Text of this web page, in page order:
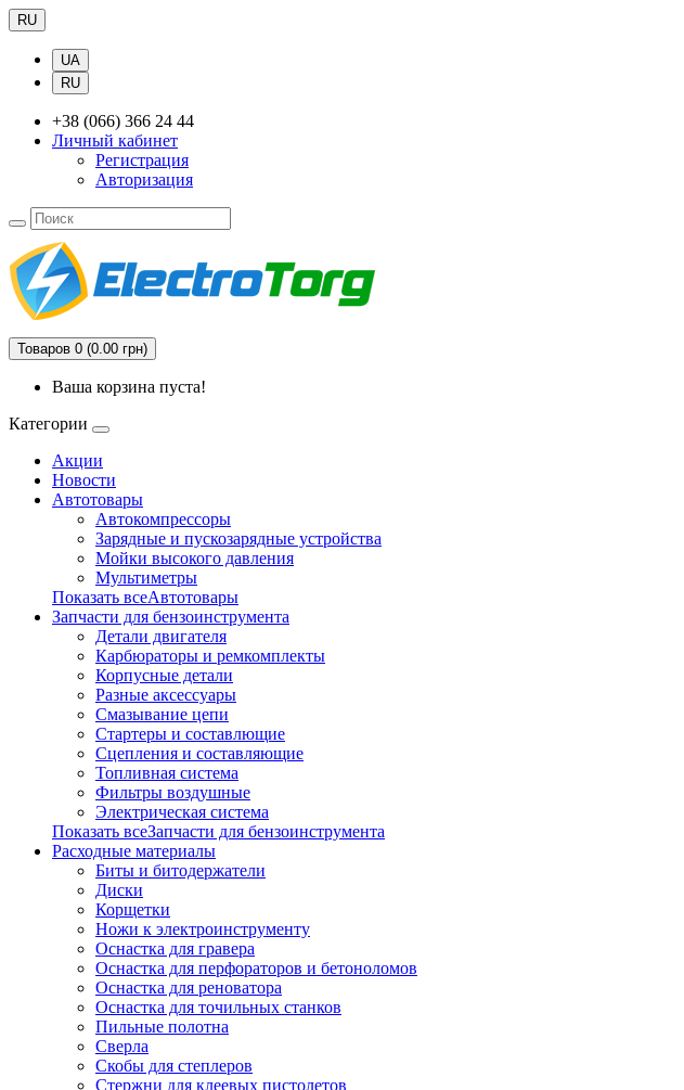
RU
UA
RU
+38 (066) 366 24 44
Личный кабинет
Регистрация
Авторизация
Товаров 0 (0.00 грн)
Ваша корзина пуста!
Категории
Акции
Новости
Автотовары
Автокомпрессоры
Зарядные и пускозарядные устройства
Мойки высокого давления
Мультиметры
Показать всеАвтотовары
Запчасти для бензоинструмента
Детали двигателя
Карбюраторы и ремкомплекты
Корпусные детали
Разные аксессуары
Смазывание цепи
Стартеры и составлющие
Сцепления и составляющие
Топливная система
Фильтры воздушные
Электрическая система
Показать всеЗапчасти для бензоинструмента
Расходные материалы
Биты и битодержатели
Диски
Корщетки
Ножи к электроинструменту
Оснастка для гравера
Оснастка для перфораторов и бетоноломов
Оснастка для реноватора
Оснастка для точильных станков
Пильные полотна
Сверла
Скобы для степлеров
Стержни для клеевых пистолетов